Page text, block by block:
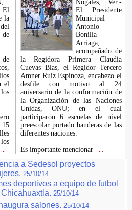
la
de
el
15
Nogales, Ver.-
El Presidente
Municipal
Antonio
Bonilla
Arriaga,
acompañado de
la Regidora Primera Claudia
Cuevas Blas, el Regidor Tercero
Amner Ruiz Espinoza, encabezo el
desfile con motivo al 24
aniversario de la conformación de
la Organización de las Naciones
Unidas, ONU; en el cual
participaron 6 escuelas de nivel
preescolar portado banderas de las
diferentes naciones.
Es importante mencionar
a Sedesol proyectos
25/10/14
deportivos a equipo de futbol
25/10/14
salones. 25/10/14